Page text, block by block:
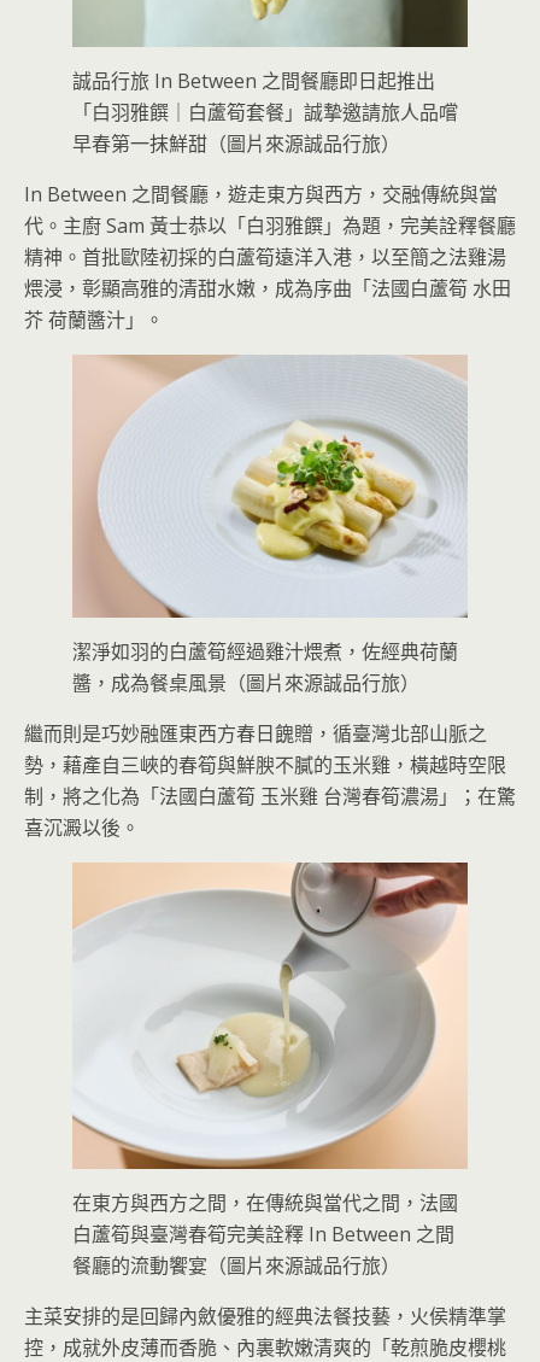
誠品行旅 In Between 之間餐廳即日起推出
「白羽雅饌｜白蘆筍套餐」誠摯邀請旅人品嚐
早春第一抹鮮甜（圖片來源誠品行旅）
In Between 之間餐廳，遊走東方與西方，交融傳統與當
代。主廚 Sam 黃士恭以「白羽雅饌」為題，完美詮釋餐廳
精神。首批歐陸初採的白蘆筍遠洋入港，以至簡之法雞湯
煨浸，彰顯高雅的清甜水嫩，成為序曲「法國白蘆筍 水田
芥 荷蘭醬汁」。
潔淨如羽的白蘆筍經過雞汁煨煮，佐經典荷蘭
醬，成為餐桌風景（圖片來源誠品行旅）
繼而則是巧妙融匯東西方春日餽贈，循臺灣北部山脈之
勢，藉產自三峽的春筍與鮮腴不膩的玉米雞，橫越時空限
制，將之化為「法國白蘆筍 玉米雞 台灣春筍濃湯」；在驚
喜沉澱以後。
在東方與西方之間，在傳統與當代之間，法國
白蘆筍與臺灣春筍完美詮釋 In Between 之間
餐廳的流動饗宴（圖片來源誠品行旅）
主菜安排的是回歸內斂優雅的經典法餐技藝，火侯精準掌
控，成就外皮薄而香脆、內裏軟嫩清爽的「乾煎脆皮櫻桃